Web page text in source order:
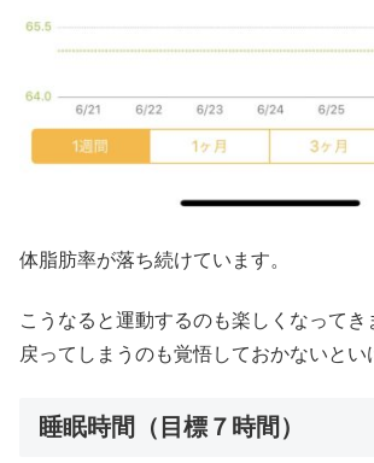
体脂肪率が落ち続けています。
こうなると運動するのも楽しくなって
戻ってしまうのも覚悟しておかないとい
睡眠時間（目標７時間）